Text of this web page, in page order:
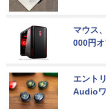
マウス
000円オ
エント
Audioワ